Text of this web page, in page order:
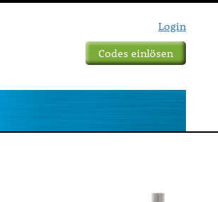
Login
Codes einlösen